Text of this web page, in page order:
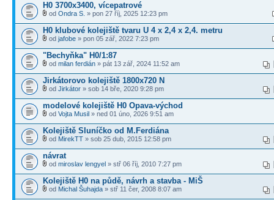
H0 3700x3400, vícepatrové
od Ondra S. » pon 27 říj, 2025 12:23 pm
H0 klubové kolejiště tvaru U 4 x 2,4 x 2,4. metru
od jafobe » pon 05 zář, 2022 7:23 pm
"Bechyňka" H0/1:87
od milan ferdián » pát 13 zář, 2024 11:52 am
Jirkátorovo kolejiště 1800x720 N
od Jirkátor » sob 14 bře, 2020 9:28 pm
modelové kolejiště H0 Opava-východ
od Vojta Musil » ned 01 úno, 2026 9:51 am
Kolejiště Sluníčko od M.Ferdiána
od MirekTT » sob 25 dub, 2015 12:58 pm
návrat
od miroslav lengyel » stř 06 říj, 2010 7:27 pm
Kolejiště H0 na půdě, návrh a stavba - MiŠ
od Michal Šuhajda » stř 11 čer, 2008 8:07 am